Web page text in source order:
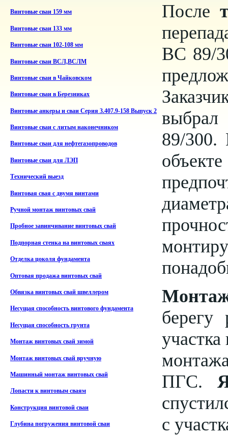
Винтовые сваи 159 мм
Винтовые сваи 133 мм
Винтовые сваи 102-108 мм
Винтовые сваи ВСЛ,ВСЛМ
Винтовые сваи в Чайковском
Винтовые сваи в Березниках
Винтовые анкеры и сваи Серия 3.407.9-158 Выпуск 2
Винтовые сваи с литым наконечником
Винтовые сваи для нефтегазопроводов
Винтовые сваи для ЛЭП
Технический выезд
Винтовая свая с двумя винтами
Ручной монтаж винтовых свай
Пробное завинчивание винтовых свай
Подпорная стенка на винтовых сваях
Отделка цоколя фундамента
Оптовая продажа винтовых свай
Обвязка винтовых свай швеллером
Несущая способность винтового фундамента
Несущая способность грунта
Монтаж винтовых свай зимой
Монтаж винтовых свай вручную
Машинный монтаж винтовых свай
Лопасти к винтовым сваям
Конструкция винтовой сваи
Глубина погружения винтовой сваи
После
ВС 89/
89/300.
берегу
ПГС.
с